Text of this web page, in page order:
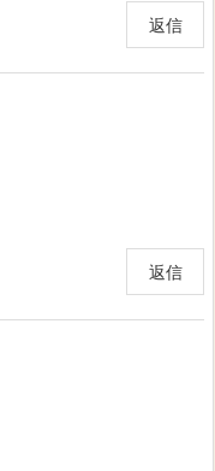
返信
返信